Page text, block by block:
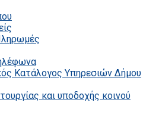
Κατάλογος Υπηρεσιών Δήμου
και υποδοχής κοινού